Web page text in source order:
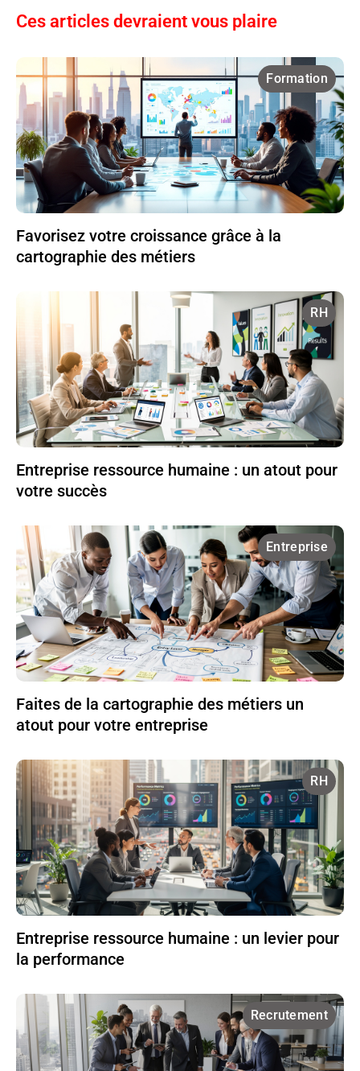
Ces articles devraient vous plaire
Formation
Favorisez votre croissance grâce à la
cartographie des métiers
RH
Entreprise ressource humaine : un atout pour
votre succès
Entreprise
Faites de la cartographie des métiers un
atout pour votre entreprise
RH
Entreprise ressource humaine : un levier pour
la performance
Recrutement